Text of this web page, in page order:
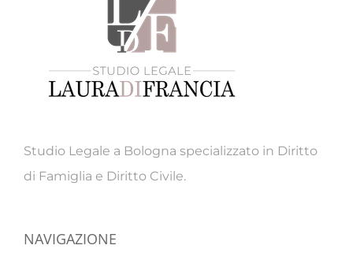
Studio Legale a Bologna specializzato in Diritto
di Famiglia e Diritto Civile.
NAVIGAZIONE